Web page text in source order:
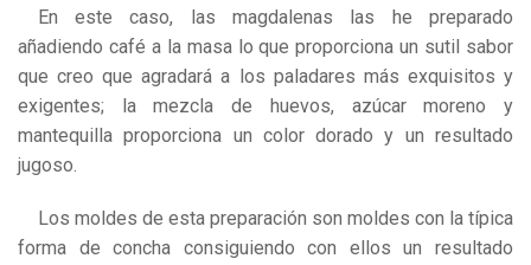
En este caso, las magdalenas las he preparado
añadiendo café a la masa lo que proporciona un sutil sabor
que creo que agradará a los paladares más exquisitos y
exigentes; la mezcla de huevos, azúcar moreno y
mantequilla proporciona un color dorado y un resultado
jugoso.
Los moldes de esta preparación son moldes con la típica
forma de concha consiguiendo con ellos un resultado